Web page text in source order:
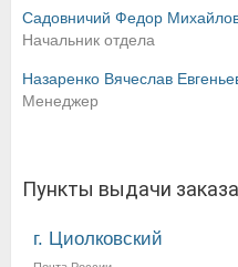
Садовничий Федор
Начальник отдела
Назаренко Вячеслав
Менеджер
Пункты выдачи заказа
г. Циолковский